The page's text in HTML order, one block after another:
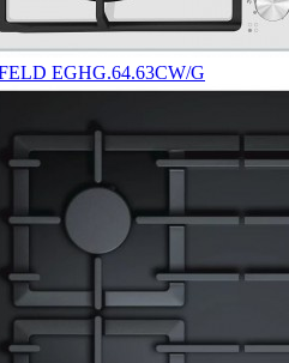
EGHG.64.63CW/G